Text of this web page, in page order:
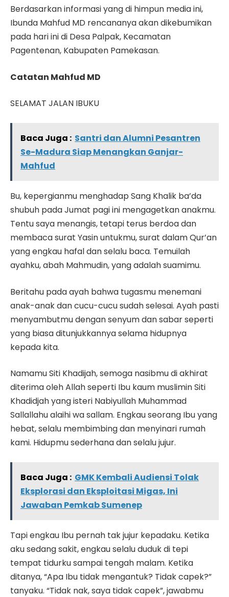
Berdasarkan informasi yang di himpun media ini,
Ibunda Mahfud MD rencananya akan dikebumikan
pada hari ini di Desa Palpak, Kecamatan
Pagentenan, Kabupaten Pamekasan.
Catatan Mahfud MD
SELAMAT JALAN IBUKU
Baca Juga : Santri dan Alumni Pesantren
Se-Madura Siap Menangkan Ganjar-
Mahfud
Bu, kepergianmu menghadap Sang Khalik ba’da
shubuh pada Jumat pagi ini mengagetkan anakmu.
Tentu saya menangis, tetapi terus berdoa dan
membaca surat Yasin untukmu, surat dalam Qur’an
yang engkau hafal dan selalu baca. Temuilah
ayahku, abah Mahmudin, yang adalah suamimu.
Beritahu pada ayah bahwa tugasmu menemani
anak-anak dan cucu-cucu sudah selesai. Ayah pasti
menyambutmu dengan senyum dan sabar seperti
yang biasa ditunjukkannya selama hidupnya
kepada kita.
Namamu Siti Khadijah, semoga nasibmu di akhirat
diterima oleh Allah seperti Ibu kaum muslimin Siti
Khadidjah yang isteri Nabiyullah Muhammad
Sallallahu alaihi wa sallam. Engkau seorang Ibu yang
hebat, selalu membimbing dan menyinari rumah
kami. Hidupmu sederhana dan selalu jujur.
Baca Juga : GMK Kembali Audiensi Tolak
Eksplorasi dan Eksploitasi Migas, Ini
Jawaban Pemkab Sumenep
Tapi engkau Ibu pernah tak jujur kepadaku. Ketika
aku sedang sakit, engkau selalu duduk di tepi
tempat tidurku sampai tengah malam. Ketika
ditanya, “Apa Ibu tidak mengantuk? Tidak capek?”
tanyaku. “Tidak nak, saya tidak capek”, jawabmu